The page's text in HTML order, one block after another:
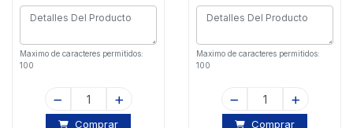
Maximo de caracteres permitidos:
100
Comprar
Maximo de caracteres permitidos:
100
Comprar